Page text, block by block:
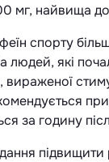
мг, найвища
спорту
людей, які
за годину
підвищити